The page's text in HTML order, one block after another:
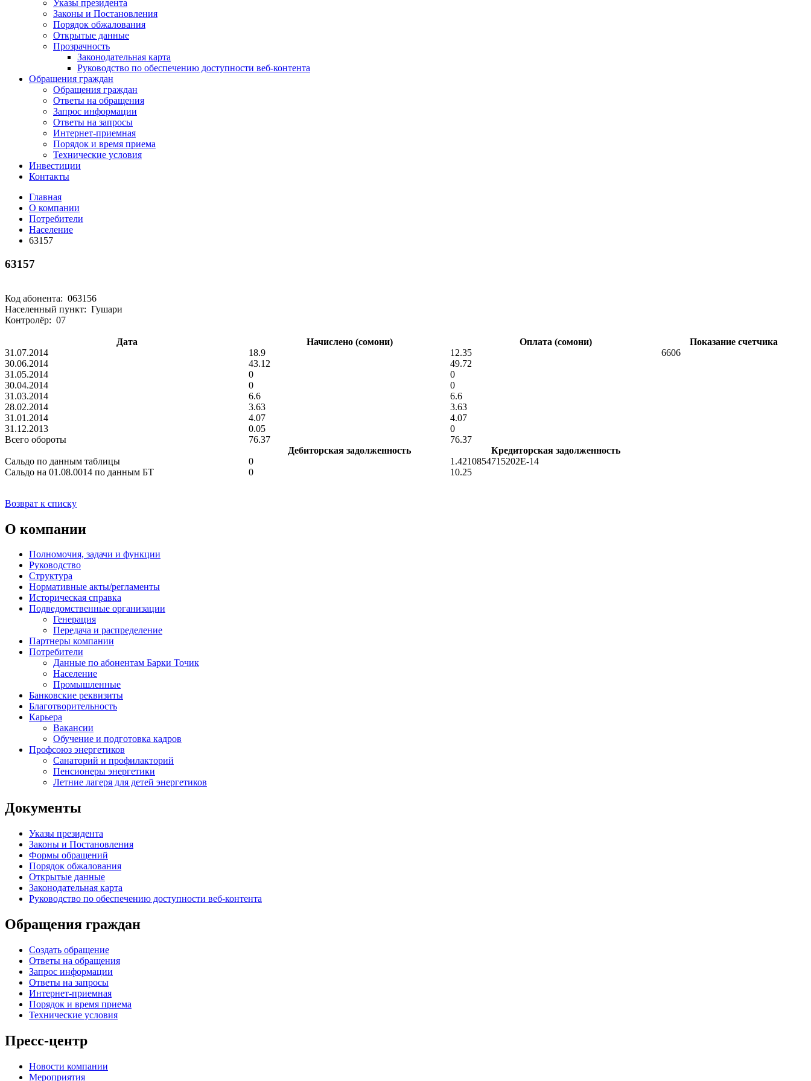
Указы президента
Законы и Постановления
Порядок обжалования
Открытые данные
Прозрачность
Законодательная карта
Руководство по обеспечению доступности веб-контента
Обращения граждан
Обращения граждан
Ответы на обращения
Запрос информации
Ответы на запросы
Интернет-приемная
Порядок и время приема
Технические условия
Инвестиции
Контакты
Главная
О компании
Потребители
Население
63157
63157
Код абонента: 063156
Населенный пункт: Гушари
Контролёр: 07
Дата Начислено (сомони) Оплата (сомони)
Показание счетчика
31.07.2014
18.9 12.35
6606
30.06.2014
43.12
49.72
31.05.2014
0
0
30.04.2014
0
0
31.03.2014
6.6
6.6
28.02.2014
3.63
3.63
31.01.2014
4.07
4.07
31.12.2013
0.05
0
Всего обороты
76.37
76.37
Дебиторская задолженность
Кредиторская задолженность
Сальдо по данным таблицы
0
1.4210854715202E-14
Сальдо на 01.08.0014 по данным БТ
0 10.25
Возврат к списку
О компании
Полномочия, задачи и функции
Руководство
Структура
Нормативные акты/регламенты
Историческая справка
Подведомственные организации
Генерация
Передача и распределение
Партнеры компании
Потребители
Данные по абонентам Барки Точик
Население
Промышленные
Банковские реквизиты
Благотворительность
Карьера
Вакансии
Обучение и подготовка кадров
Профсоюз энергетиков
Санаторий и профилакторий
Пенсионеры энергетики
Летние лагеря для детей энергетиков
Документы
Указы президента
Законы и Постановления
Формы обращений
Порядок обжалования
Открытые данные
Законодательная карта
Руководство по обеспечению доступности веб-контента
Обращения граждан
Создать обращение
Ответы на обращения
Запрос информации
Ответы на запросы
Интернет-приемная
Порядок и время приема
Технические условия
Пресс-центр
Новости компании
Мероприятия